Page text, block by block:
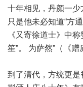
十年相见，丹颜一少
只是他未必知道“方
《又寄徐道士》中
笙”。 为萨然”（《赠
到了清代，方统更